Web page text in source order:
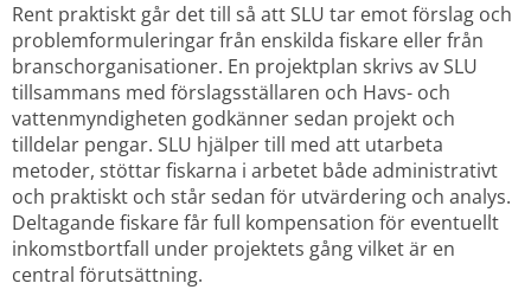
Rent praktiskt går det till så att SLU tar emot förslag och
problemformuleringar från enskilda fiskare eller från
branschorganisationer. En projektplan skrivs av SLU
tillsammans med förslagsställaren och Havs- och
vattenmyndigheten godkänner sedan projekt och
tilldelar pengar. SLU hjälper till med att utarbeta
metoder, stöttar fiskarna i arbetet både administrativt
och praktiskt och står sedan för utvärdering och analys.
Deltagande fiskare får full kompensation för eventuellt
inkomstbortfall under projektets gång vilket är en
central förutsättning.